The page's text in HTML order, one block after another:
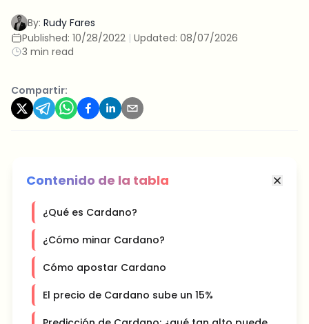
By: Rudy Fares
Published: 10/28/2022 | Updated: 08/07/2026
3 min read
Compartir:
Contenido de la tabla
¿Qué es Cardano?
¿Cómo minar Cardano?
Cómo apostar Cardano
El precio de Cardano sube un 15%